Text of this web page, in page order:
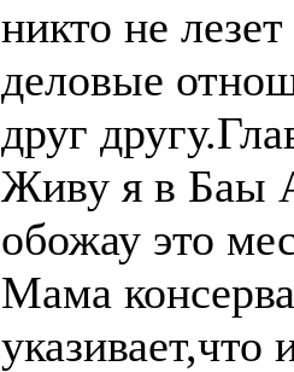
никто не
деловые
друг
Живу я в Баы
обожау это
Мама
указивает,что